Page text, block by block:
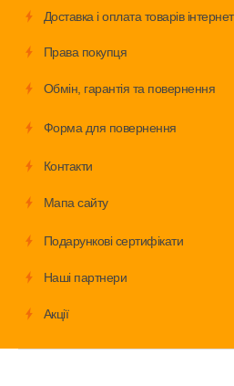
Доставка і оплата товарів
Права покупця
Обмiн, гарантія та повернення
Форма для повернення
Контакти
Мапа сайту
Подарункові сертифікати
Наші партнери
Акції